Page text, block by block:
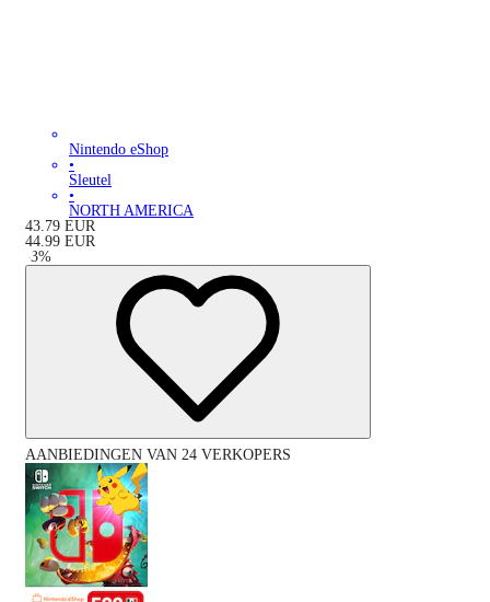
Nintendo eShop
•
Sleutel
•
NORTH AMERICA
43.79 EUR
44.99 EUR
-3%
AANBIEDINGEN VAN 24 VERKOPERS